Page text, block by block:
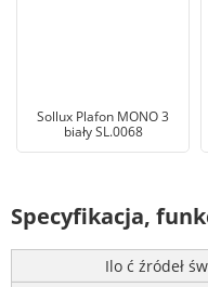
Sollux Plafon MONO 3
biały SL.0068
Specyfikacja,
Ilo ć źródeł